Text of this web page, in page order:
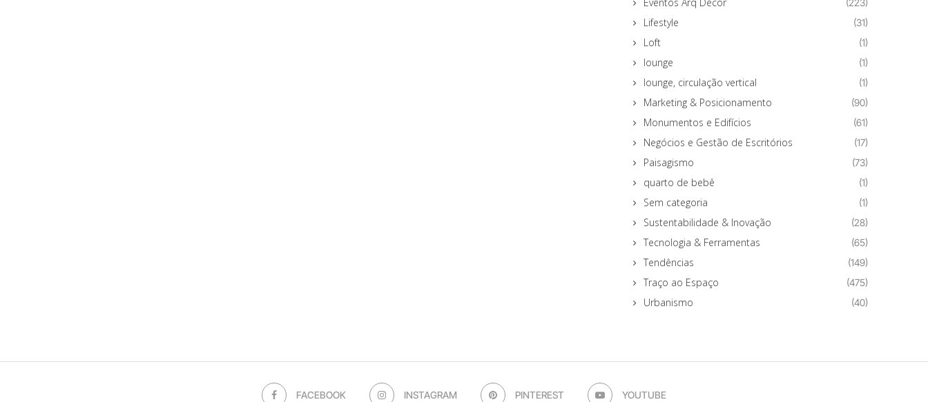
(223)
Lifestyle (31)
Loft (1)
lounge (1)
lounge, circulação vertical (1)
Marketing & Posicionamento (90)
Monumentos e Edifícios (61)
Negócios e Gestão de Escritórios (17)
Paisagismo (73)
quarto de bebê (1)
Sem categoria (1)
Sustentabilidade & Inovação (28)
Tecnologia & Ferramentas (65)
Tendências (149)
Traço ao Espaço (475)
Urbanismo (40)
FACEBOOK INSTAGRAM PINTEREST YOUTUBE